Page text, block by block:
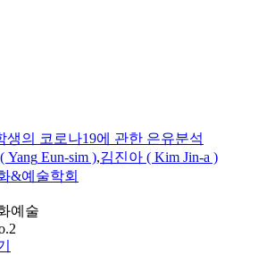
생의 코로나19에 관한 은유분석
Yang Eun-sim ),김진아 ( Kim Jin-a )
&예술학회
예술